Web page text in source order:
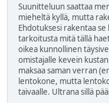
Suunitteluun saattaa
mieheltä kyllä, mutta
Ehdotuksesi rakentaa
tarkoitusta mitä tällä
oikea kunnollinen
omistajalle kevein
maksaa saman verran
lentokone, mutta
taivaalle. Ultrana sillä